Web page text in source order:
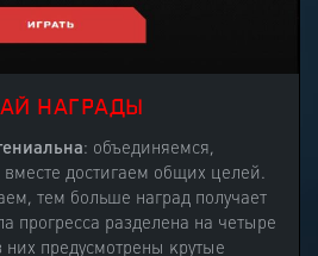
НАГРАДЫ
: объединяемся,
достигаем общих целей.
тем больше наград получает
прогресса разделена на четыре
предусмотрены крутые